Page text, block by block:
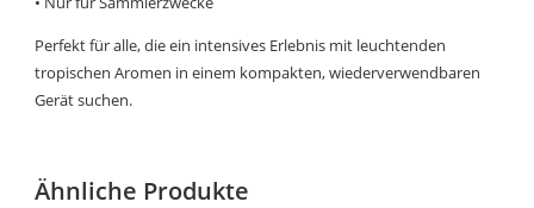
Perfekt für alle, die ein intensives Erlebnis mit leuchtenden
tropischen Aromen in einem kompakten, wiederverwendbaren
Gerät suchen.
Ähnliche Produkte